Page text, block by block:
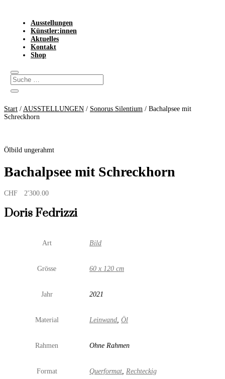
Ausstellungen
Künstler:innen
Aktuelles
Kontakt
Shop
Start / AUSSTELLUNGEN / Sonorus Silentium / Bachalpsee mit
Schreckhorn
Ölbild ungerahmt
Bachalpsee mit Schreckhorn
CHF 2'300.00
Doris Fedrizzi
Art Bild
Grösse 60 x 120 cm
Jahr 2021
Material Leinwand Öl
Rahmen Ohne Rahmen
Format Querformat Rechteckig